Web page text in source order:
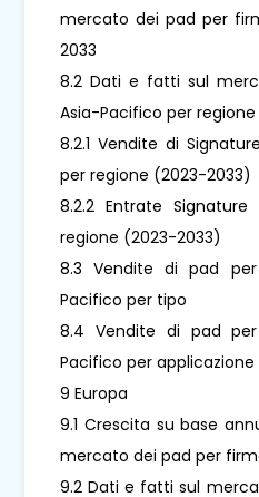
mercato dei pad per
2033
8.2 Dati e fatti sul
Asia-Pacifico per regione
8.2.1 Vendite di
per regione (2023-2033)
8.2.2 Entrate
regione (2023-2033)
8.3 Vendite di pad
Pacifico per tipo
8.4 Vendite di pad
Pacifico per applicazione
9 Europa
9.1 Crescita su base
mercato dei pad per
9.2 Dati e fatti sul